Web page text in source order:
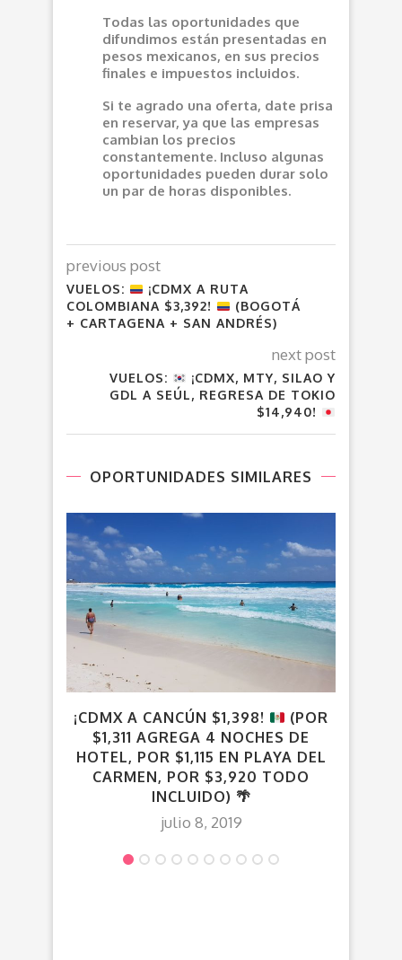
Todas las oportunidades que
difundimos están presentadas en
pesos mexicanos, en sus precios
finales e impuestos incluidos.
Si te agrado una oferta, date prisa
en reservar, ya que las empresas
cambian los precios
constantemente. Incluso algunas
oportunidades pueden durar solo
un par de horas disponibles.
previous post
VUELOS:
¡CDMX A RUTA
COLOMBIANA $3,392!
(BOGOTÁ
+ CARTAGENA + SAN ANDRÉS)
next post
VUELOS:
¡CDMX, MTY, SILAO Y
GDL A SEÚL, REGRESA DE TOKIO
$14,940!
OPORTUNIDADES SIMILARES
¡CDMX A CANCÚN $1,398!
(POR
$1,311 AGREGA 4 NOCHES DE
HOTEL, POR $1,115 EN PLAYA DEL
CARMEN, POR $3,920 TODO
INCLUIDO) 🌴
julio 8, 2019